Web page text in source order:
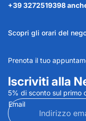
+39 3272519398
Scopri gli orari del
Prenota il tuo
Iscriviti alla
5% di sconto sul primo
Email